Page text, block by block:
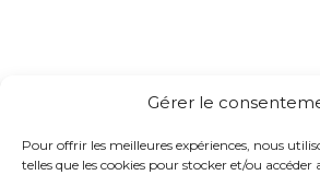
Gérer le
Pour offrir les meilleures expériences, nous
telles que les cookies pour stocker et/ou